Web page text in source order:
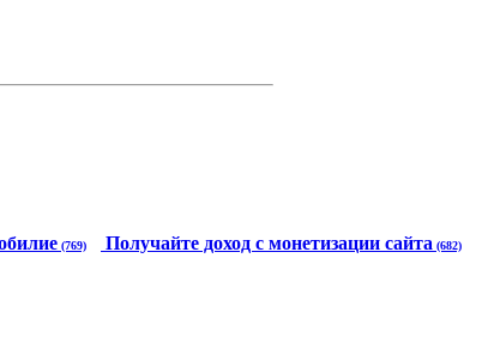
(769) Получайте доход с монетизации сайта (682)